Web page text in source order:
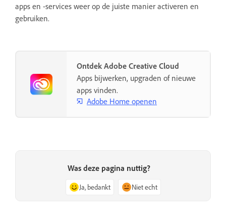
apps en -services weer op de juiste manier activeren en
gebruiken.
Ontdek Adobe Creative Cloud
Apps bijwerken, upgraden of nieuwe
apps vinden.
Adobe Home openen
Was deze pagina nuttig?
Ja, bedankt Niet echt